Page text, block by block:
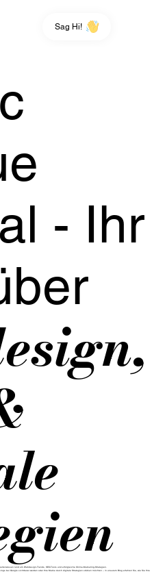
Sag Hi!
- Ihr
rund um Webdesign-Trends, SEO-Tools und erfolgreiche Online-Marketing-Strategien.
bei Google sichtbarer werden oder Ihre Marke durch digitale Strategien stärken möchten – in unserem Blog erfahren Sie, wie Sie Ihre